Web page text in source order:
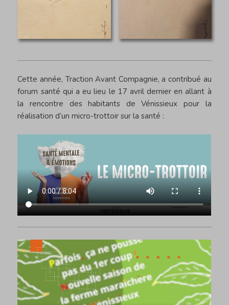
Cette année, Traction Avant Compagnie, a contribué au
forum santé qui a eu lieu le 17 avril dernier en allant à
la rencontre des habitants de Vénissieux pour la
réalisation d’un micro-trottoir sur la santé :